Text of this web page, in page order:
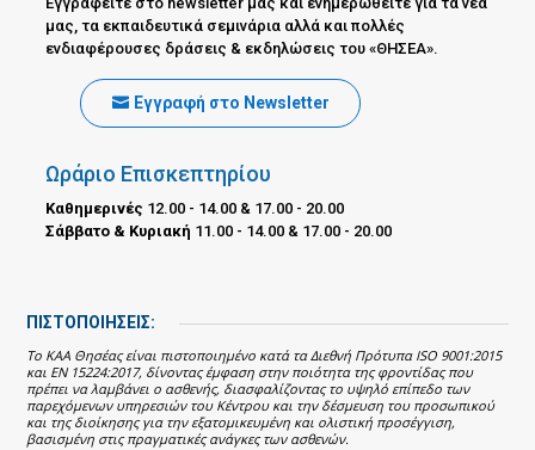
μας, τα εκπαιδευτικά σεμινάρια αλλά και πολλές
ενδιαφέρουσες δράσεις & εκδηλώσεις του «ΘΗΣΕΑ».
Εγγραφή στο Newsletter
Ωράριο Επισκεπτηρίου
Καθημερινές 12.00 - 14.00 & 17.00 - 20.00
Σάββατο & Κυριακή 11.00 - 14.00 & 17.00 - 20.00
ΠΙΣΤΟΠΟΙΗΣΕΙΣ:
Το ΚΑΑ Θησέας είναι πιστοποιημένο κατά τα Διεθνή Πρότυπα ISO 9001:2015
και EN 15224:2017, δίνοντας έμφαση στην ποιότητα της φροντίδας που
πρέπει να λαμβάνει ο ασθενής, διασφαλίζοντας το υψηλό επίπεδο των
παρεχόμενων υπηρεσιών του Κέντρου και την δέσμευση του προσωπικού
και της διοίκησης για την εξατομικευμένη και ολιστική προσέγγιση,
βασισμένη στις πραγματικές ανάγκες των ασθενών.